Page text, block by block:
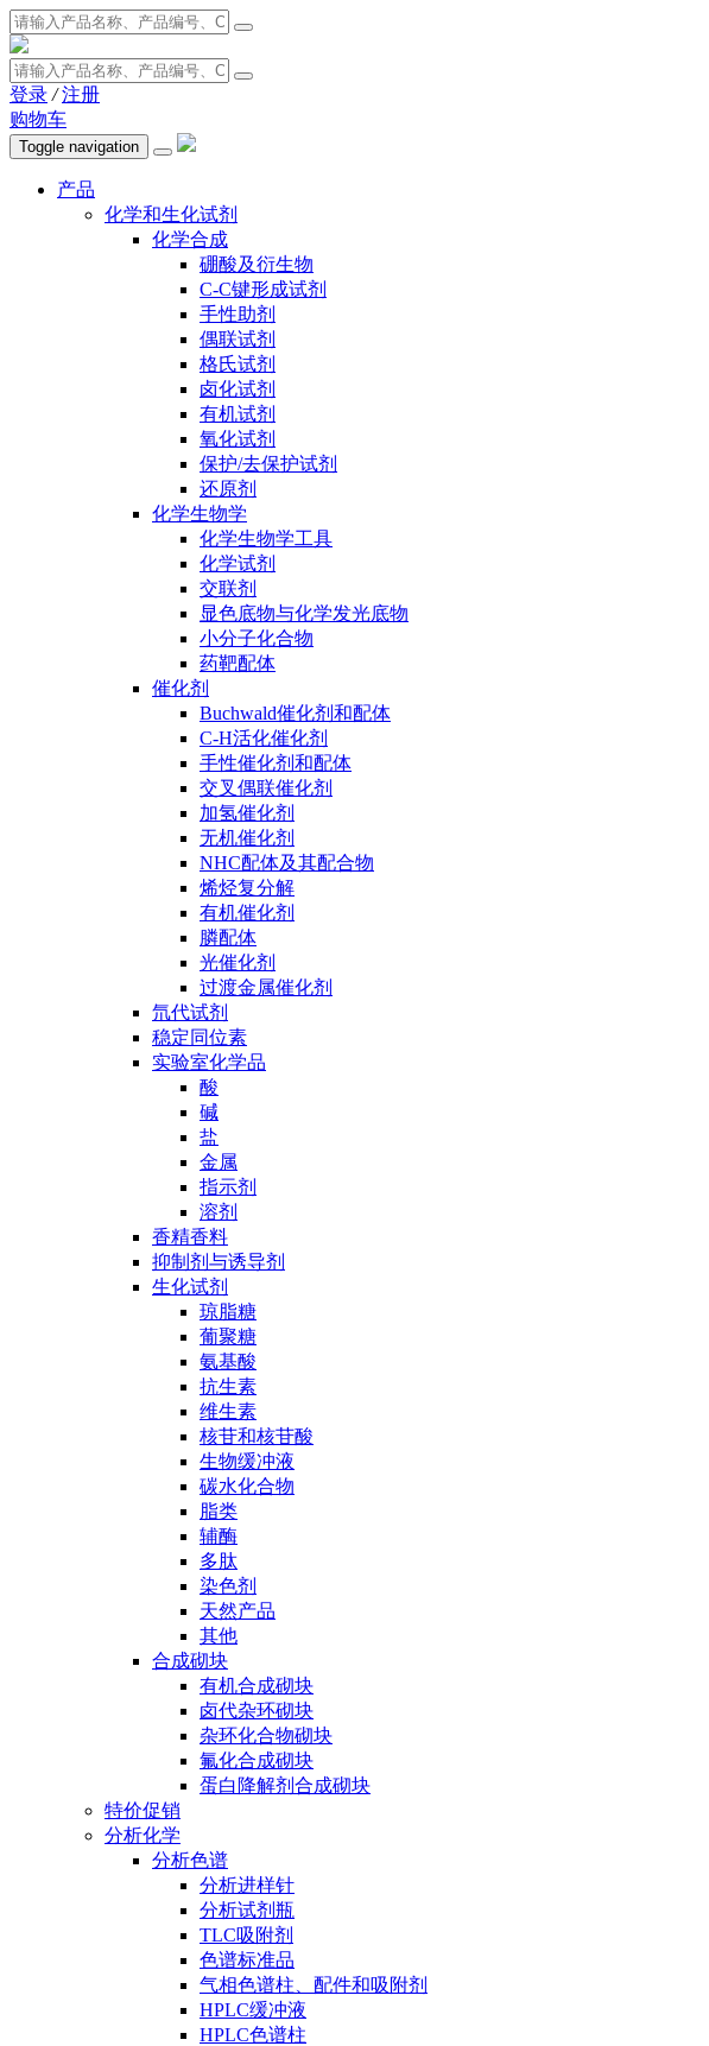
登录 / 注册
购物车
Toggle navigation
产品
化学和生化试剂
化学合成
硼酸及衍生物
C-C键形成试剂
手性助剂
偶联试剂
格氏试剂
卤化试剂
有机试剂
氧化试剂
保护/去保护试剂
还原剂
化学生物学
化学生物学工具
化学试剂
交联剂
显色底物与化学发光底物
小分子化合物
药靶配体
催化剂
Buchwald催化剂和配体
C-H活化催化剂
手性催化剂和配体
交叉偶联催化剂
加氢催化剂
无机催化剂
NHC配体及其配合物
烯烃复分解
有机催化剂
膦配体
光催化剂
过渡金属催化剂
氘代试剂
稳定同位素
实验室化学品
酸
碱
盐
金属
指示剂
溶剂
香精香料
抑制剂与诱导剂
生化试剂
琼脂糖
葡聚糖
氨基酸
抗生素
维生素
核苷和核苷酸
生物缓冲液
碳水化合物
脂类
辅酶
多肽
染色剂
天然产品
其他
合成砌块
有机合成砌块
卤代杂环砌块
杂环化合物砌块
氟化合成砌块
蛋白降解剂合成砌块
特价促销
分析化学
分析色谱
分析进样针
分析试剂瓶
TLC吸附剂
色谱标准品
气相色谱柱、配件和吸附剂
HPLC缓冲液
HPLC色谱柱